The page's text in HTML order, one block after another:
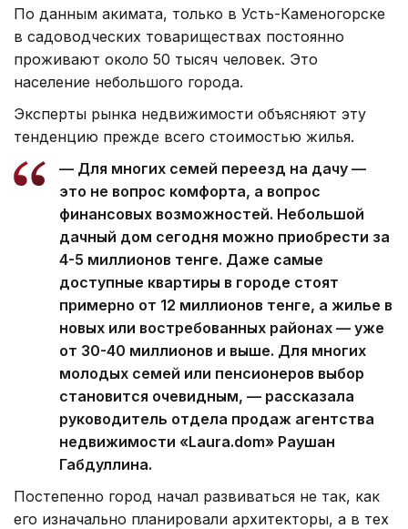
По данным акимата, только в Усть-Каменогорске
в садоводческих товариществах постоянно
проживают около 50 тысяч человек. Это
население небольшого города.
Эксперты рынка недвижимости объясняют эту
тенденцию прежде всего стоимостью жилья.
— Для многих семей переезд на дачу —
это не вопрос комфорта, а вопрос
финансовых возможностей. Небольшой
дачный дом сегодня можно приобрести за
4-5 миллионов тенге. Даже самые
доступные квартиры в городе стоят
примерно от 12 миллионов тенге, а жилье в
новых или востребованных районах — уже
от 30-40 миллионов и выше. Для многих
молодых семей или пенсионеров выбор
становится очевидным, — рассказала
руководитель отдела продаж агентства
недвижимости «Laura.dom» Раушан
Габдуллина.
Постепенно город начал развиваться не так, как
его изначально планировали архитекторы, а в тех